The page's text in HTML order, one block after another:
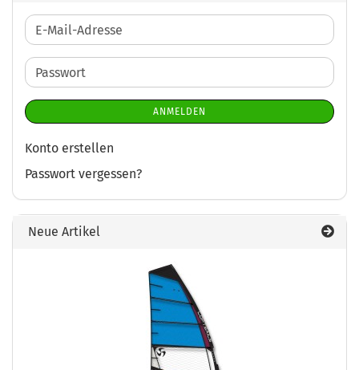
E-
Mail-
Adresse
Passwort
ANMELDEN
Konto erstellen
Passwort vergessen?
Neue Artikel